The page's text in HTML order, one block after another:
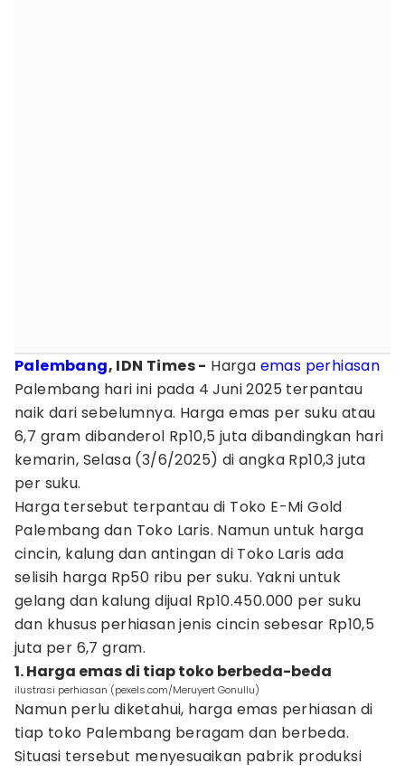
Palembang, IDN Times - Harga emas perhiasan
Palembang hari ini pada 4 Juni 2025 terpantau
naik dari sebelumnya. Harga emas per suku atau
6,7 gram dibanderol Rp10,5 juta dibandingkan hari
kemarin, Selasa (3/6/2025) di angka Rp10,3 juta
per suku.
Harga tersebut terpantau di Toko E-Mi Gold
Palembang dan Toko Laris. Namun untuk harga
cincin, kalung dan antingan di Toko Laris ada
selisih harga Rp50 ribu per suku. Yakni untuk
gelang dan kalung dijual Rp10.450.000 per suku
dan khusus perhiasan jenis cincin sebesar Rp10,5
juta per 6,7 gram.
1. Harga emas di tiap toko berbeda-beda
ilustrasi perhiasan (pexels.com/Meruyert Gonullu)
Namun perlu diketahui, harga emas perhiasan di
tiap toko Palembang beragam dan berbeda.
Situasi tersebut menyesuaikan pabrik produksi